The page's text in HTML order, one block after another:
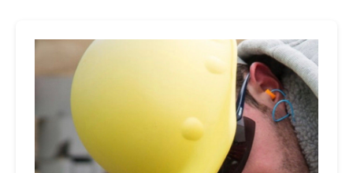
Honeywell propose une large gamme
d'options de casques de sécurité : depuis
les protections de tête telles que les écrans
faciaux ou les casques de soudage et
casques de sécurité à large vue, jusqu'aux
lunettes de sécurité et aux protections
faciales dans la construction et autres